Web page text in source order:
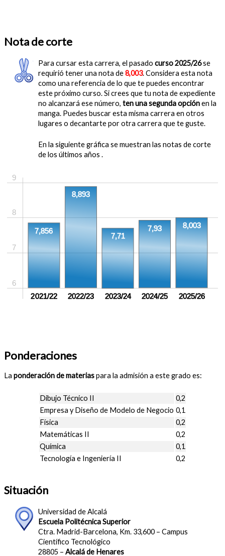
Nota de corte
Para cursar esta carrera, el pasado curso 2025/26se
requirió tener una nota de8,003. Considera esta nota
como una referencia de lo que te puedes encontrar
este próximo curso. Si crees que tu nota de expediente
no alcanzará ese número, ten una segunda opciónen la
manga. Puedes buscar esta misma carrera en otros
lugares o decantarte por otra carrera que te guste.
En la siguiente gráfica se muestran las notas de corte
de los últimos años .
9
6
7
8
7,856
8,893
7,71
7,93 8,003
2021/22 2022/23 2023/24 2024/25 2025/26
Ponderaciones
La ponderación de materiaspara la admisión a este grado es:
Dibujo Técnico II
0,2
Empresa y Diseño de Modelo de Negocio 0,1
Física
0,2
Matemáticas II
0,2
Química
0,1
Tecnología e Ingeniería II
0,2
Situación
Universidad de Alcalá
Escuela Politécnica Superior
Ctra. Madrid-Barcelona, Km. 33,600 – Campus
Científico Tecnológico
28805 – Alcalá de Henares